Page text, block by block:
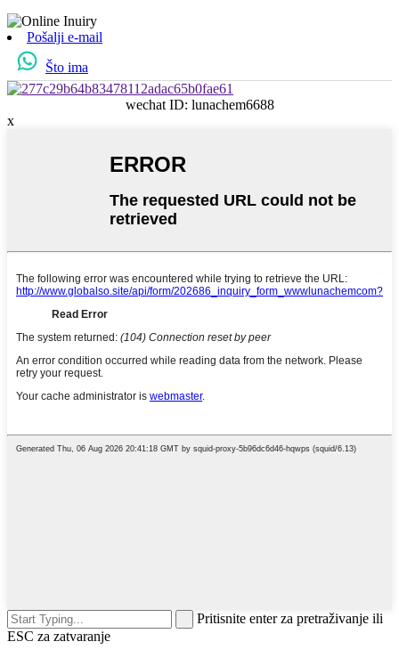
Pošalji e-mail
Što ima
wechat ID: lunachem6688
x
Pritisnite enter za pretraživanje ili
ESC za zatvaranje